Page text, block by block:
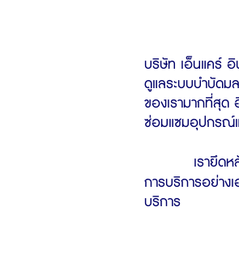
บริษัท เอ็นแคร์ อิ
ดูแลระบบบำบัดม
ของเรามากที่สุด
ซ่อมแซมอุปกรณ์แ
เรายึดหลั
การบริการอย่าง
บริการ